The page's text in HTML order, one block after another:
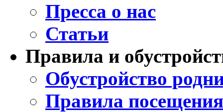
Пресса о нас
Статьи
Правила и
Обустройство
Правила